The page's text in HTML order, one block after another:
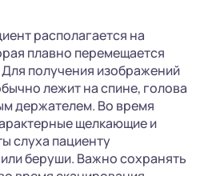
располагается на
плавно перемещается
получения изображений
лежит на спине, голова
держателем. Во время
щелкающие и
слуха пациенту
беруши. Важно сохранять